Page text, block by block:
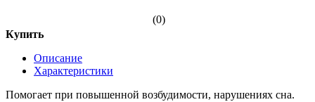
(0)
Купить
Описание
Характеристики
Помогает при повышенной возбудимости, нарушениях сна.